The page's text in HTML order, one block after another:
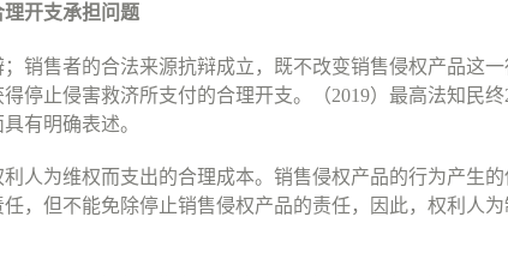
开支承担问题
销售者的合法来源抗辩成立，既不改变销售侵权产品这一
停止侵害救济所支付的合理开支。（2019）最高法知民终
有明确表述。
人为维权而支出的合理成本。销售侵权产品的行为产生
，但不能免除停止销售侵权产品的责任，因此，权利人